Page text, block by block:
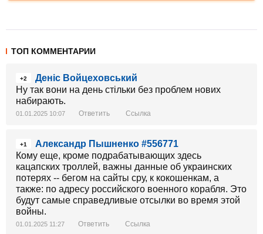
ТОП КОММЕНТАРИИ
+2
Деніс Войцеховський
Ну так вони на день стільки без проблем нових
набирають.
01.01.2025 10:07 Ответить Ссылка
+1
Александр Пышненко #556771
Кому еще, кроме подрабатывающих здесь
кацапских троллей, важны данные об украинских
потерях -- бегом на сайты сру, к кокошенкам, а
также: по адресу российского военного корабля. Это
будут самые справедливые отсылки во время этой
войны.
01.01.2025 11:27 Ответить Ссылка